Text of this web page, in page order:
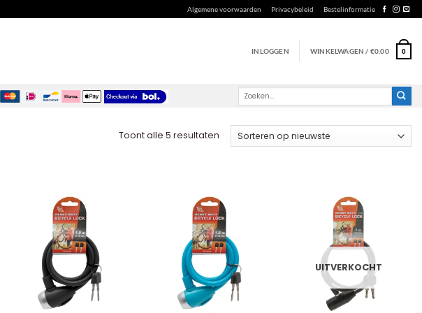
Algemene voorwaarden Privacybeleid Bestelinformatie
INLOGGEN WINKELWAGEN / €0.00 0
Zoeken
Toont alle 5 resultaten Gesorteerd
op
UITVERKOCHT